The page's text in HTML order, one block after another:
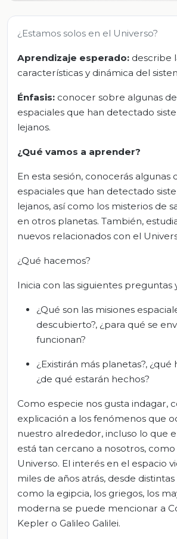
¿Estamos solos en el Universo?
Aprendizaje esperado: describe
características y dinámica del
Énfasis: conocer sobre algunas
espaciales que han detectado
lejanos.
¿Qué vamos a aprender?
En esta sesión, conocerás algunas
espaciales que han detectado
lejanos, así como los misterios de
en otros planetas. También,
nuevos relacionados con el
¿Qué hacemos?
Inicia con las siguientes preguntas
¿Qué son las misiones
descubierto?, ¿para qué se
funcionan?
¿Existirán más planetas?, ¿qué
¿de qué estarán hechos?
Como especie nos gusta indagar,
explicación a los fenómenos que
nuestro alrededor, incluso lo que
está tan cercano a nosotros, como
Universo. El interés en el espacio
miles de años atrás, desde
como la egipcia, los griegos, los
moderna se puede mencionar a
Kepler o Galileo Galilei.